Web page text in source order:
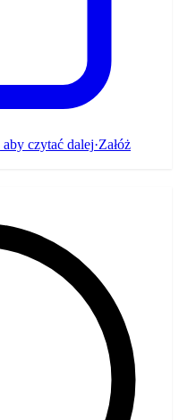
czytać dalej·Załóż